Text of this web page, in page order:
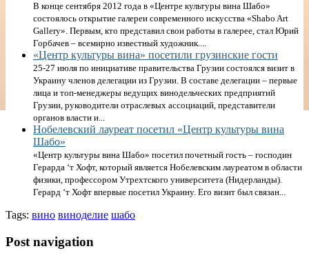
В конце сентября 2012 года в «Центре культуры вина Шабо»
состоялось открытие галереи современного искусства «Shabo Art
Gallery». Первым, кто представил свои работы в галерее, стал Юрий
Горбачев – всемирно известный художник....
«Центр культуры вина» посетили грузинские гости
25-27 июля по инициативе правительства Грузии состоялся визит в
Украину членов делегации из Грузии. В составе делегации – первые
лица и топ-менеджеры ведущих винодельческих предприятий
Грузии, руководители отраслевых ассоциаций, представители
органов власти и...
Нобелевский лауреат посетил «Центр культуры вина
Шабо»
«Центр культуры вина Шабо» посетил почетный гость – господин
Герарда ‘т Хофт, который является Нобелевским лауреатом в области
физики, профессором Утрехтского университета (Нидерланды).
Герард ‘т Хофт впервые посетил Украину. Его визит был связан...
Tags: вино виноделие шабо
Post navigation